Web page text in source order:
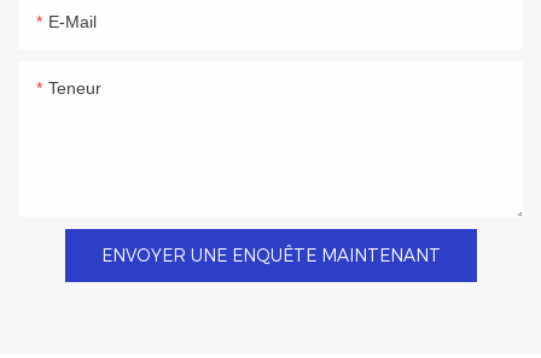
E-Mail
Teneur
ENVOYER UNE ENQUÊTE MAINTENANT